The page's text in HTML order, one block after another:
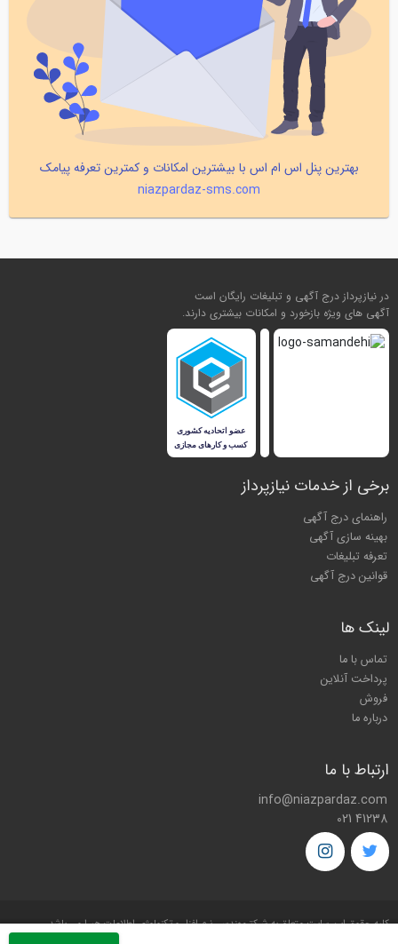
بهترین پنل اس ام اس با بیشترین امکانات و کمترین تعرفه پیامک
niazpardaz-sms.com
در نیازپرداز درج آگهی و تبلیغات رایگان است
آگهی های ویژه بازخورد و امکانات بیشتری دارند.
برخی از خدمات نیازپرداز
راهنمای درج آگهی
بهینه سازی آگهی
تعرفه تبلیغات
قوانین درج آگهی
لینک ها
تماس با ما
پرداخت آنلاین
فروش
درباره ما
ارتباط با ما
info@niazpardaz.com
021 41238
کليه حقوق اين سايت متعلق به شرکتمهندسی نرم افزار و تکنولوژی اطلاعات هیرامی باشد.